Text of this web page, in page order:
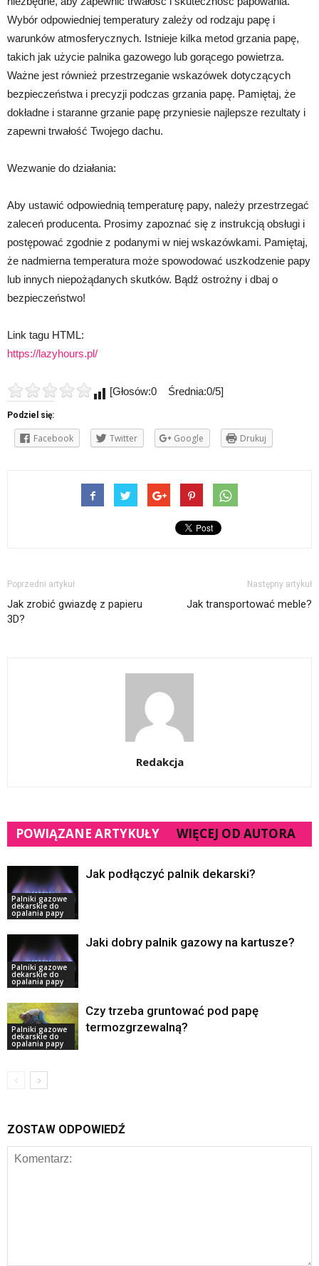
Wybór odpowiedniej temperatury zależy od rodzaju papę i
warunków atmosferycznych. Istnieje kilka metod grzania papę,
takich jak użycie palnika gazowego lub gorącego powietrza.
Ważne jest również przestrzeganie wskazówek dotyczących
bezpieczeństwa i precyzji podczas grzania papę. Pamiętaj, że
dokładne i staranne grzanie papę przyniesie najlepsze rezultaty i
zapewni trwałość Twojego dachu.
Wezwanie do działania:
Aby ustawić odpowiednią temperaturę papy, należy przestrzegać
zaleceń producenta. Prosimy zapoznać się z instrukcją obsługi i
postępować zgodnie z podanymi w niej wskazówkami. Pamiętaj,
że nadmierna temperatura może spowodować uszkodzenie papy
lub innych niepożądanych skutków. Bądź ostrożny i dbaj o
bezpieczeństwo!
Link tagu HTML:
https://lazyhours.pl/
[Głosów:0 Średnia:0/5]
Podziel się:
Facebook Twitter Google Drukuj
Poprzedni artykuł
Jak zrobić gwiazdę z papieru
3D?
Następny artykuł
Jak transportować meble?
Redakcja
POWIĄZANE ARTYKUŁY WIĘCEJ OD AUTORA
Palniki gazowe
dekarskie do
opalania papy
Jak podłączyć palnik dekarski?
Palniki gazowe
dekarskie do
opalania papy
Jaki dobry palnik gazowy na kartusze?
Palniki gazowe
dekarskie do
opalania papy
Czy trzeba gruntować pod papę
termozgrzewalną?
ZOSTAW ODPOWIEDŹ